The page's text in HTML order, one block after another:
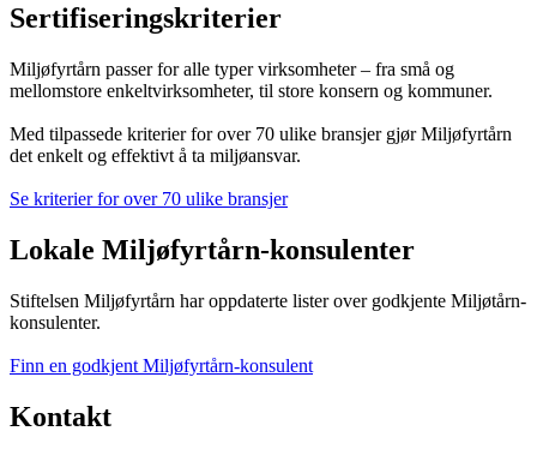
Sertifiseringskriterier
Miljøfyrtårn passer for alle typer virksomheter – fra små og
mellomstore enkeltvirksomheter, til store konsern og kommuner.
Med tilpassede kriterier for over 70 ulike bransjer gjør Miljøfyrtårn
det enkelt og effektivt å ta miljøansvar.
Se kriterier for over 70 ulike bransjer
Lokale Miljøfyrtårn-konsulenter
Stiftelsen Miljøfyrtårn har oppdaterte lister over godkjente Miljøtårn-
konsulenter.
Finn en godkjent Miljøfyrtårn-konsulent
Kontakt